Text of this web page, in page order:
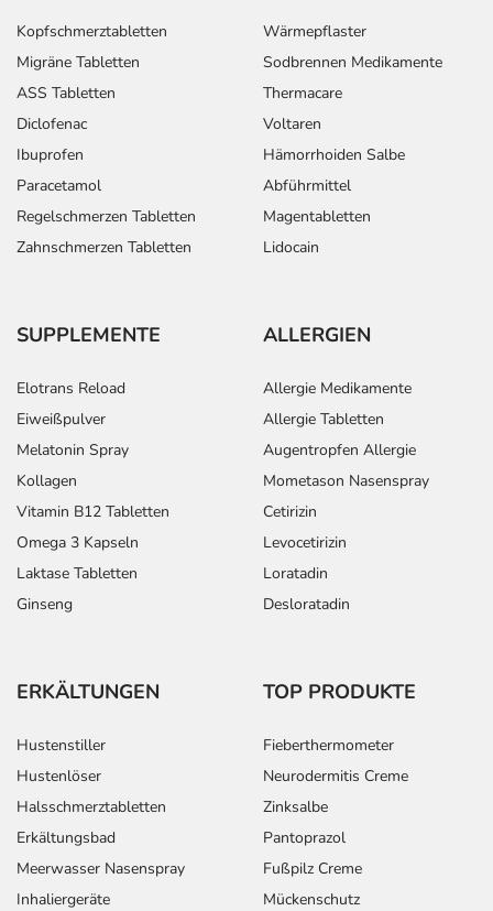
Kopfschmerztabletten
Migräne Tabletten
ASS Tabletten
Diclofenac
Ibuprofen
Paracetamol
Regelschmerzen Tabletten
Zahnschmerzen Tabletten
Wärmepflaster
Sodbrennen Medikamente
Thermacare
Voltaren
Hämorrhoiden Salbe
Abführmittel
Magentabletten
Lidocain
SUPPLEMENTE
Elotrans Reload
Eiweißpulver
Melatonin Spray
Kollagen
Vitamin B12 Tabletten
Omega 3 Kapseln
Laktase Tabletten
Ginseng
ALLERGIEN
Allergie Medikamente
Allergie Tabletten
Augentropfen Allergie
Mometason Nasenspray
Cetirizin
Levocetirizin
Loratadin
Desloratadin
ERKÄLTUNGEN
Hustenstiller
Hustenlöser
Halsschmerztabletten
Erkältungsbad
Meerwasser Nasenspray
Inhaliergeräte
TOP PRODUKTE
Fieberthermometer
Neurodermitis Creme
Zinksalbe
Pantoprazol
Fußpilz Creme
Mückenschutz